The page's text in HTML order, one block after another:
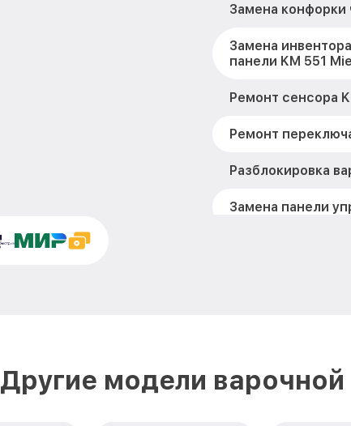
Замена конфорки
Замена
панели KM 551
Ремонт сенсора
Ремонт
Разблокировка
Замена панели
Другие модели варочной